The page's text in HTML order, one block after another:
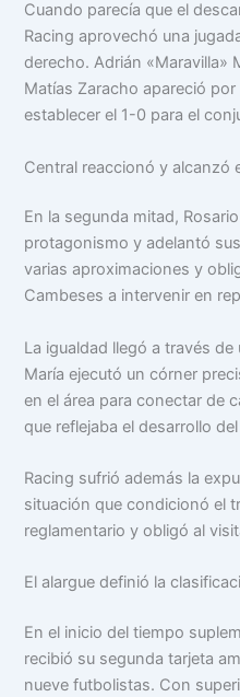
Cuando parecía que el
Racing aprovechó una
derecho. Adrián «Maravilla»
Matías Zaracho apareció
establecer el 1-0 para el
Central reaccionó y alcanzó
En la segunda mitad,
protagonismo y adelantó
varias aproximaciones y
Cambeses a intervenir en
La igualdad llegó a través
María ejecutó un córner
en el área para conectar de
que reflejaba el desarrollo
Racing sufrió además la
situación que condicionó el
reglamentario y obligó al
El alargue definió la
En el inicio del tiempo
recibió su segunda tarjeta
nueve futbolistas. Con